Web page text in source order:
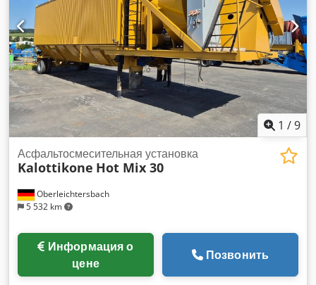
1 /9
Oberleichtersbach
5 532 km
Асфальтосмесительная установка
Kalottikone Hot Mix 30
цене
Позвонить